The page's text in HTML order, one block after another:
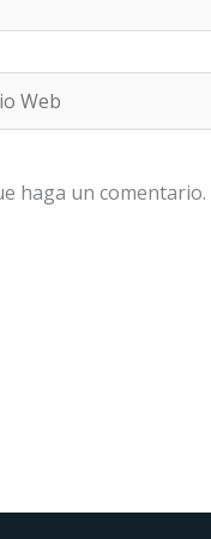
haga un comentario.